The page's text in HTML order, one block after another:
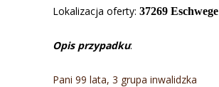
Lokalizacja oferty: 37269 Eschwege
Opis przypadku:
Pani 99 lata, 3 grupa inwalidzka